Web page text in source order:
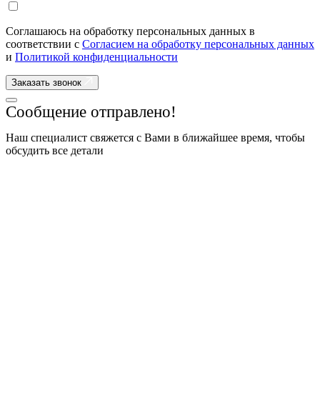
Соглашаюсь на обработку персональных данных в
соответствии с Согласием на обработку персональных данных
и Политикой конфиденциальности
Заказать звонок
Сообщение отправлено!
Наш специалист свяжется с Вами в ближайшее время, чтобы
обсудить все детали